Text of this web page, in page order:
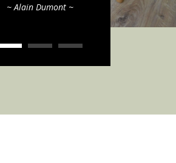
~ Alain Dumont ~